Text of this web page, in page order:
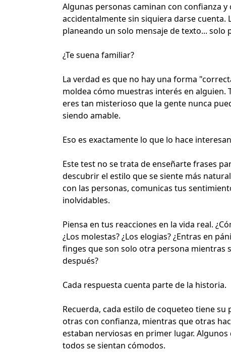
Algunas personas caminan con confianza
accidentalmente sin siquiera darse cuenta.
planeando un solo mensaje de texto... solo
¿Te suena familiar?
La verdad es que no hay una forma
moldea cómo muestras interés en alguien.
eres tan misterioso que la gente nunca
siendo amable.
Eso es exactamente lo que lo hace
Este test no se trata de enseñarte frases
descubrir el estilo que se siente más
con las personas, comunicas tus
inolvidables.
Piensa en tus reacciones en la vida real.
¿Los molestas? ¿Los elogias? ¿Entras en
finges que son solo otra persona mientras
después?
Cada respuesta cuenta parte de la historia.
Recuerda, cada estilo de coqueteo tiene
otras con confianza, mientras que otras
estaban nerviosas en primer lugar.
todos se sientan cómodos.